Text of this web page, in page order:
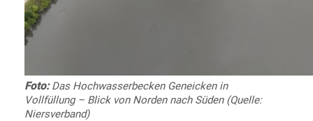
Foto:Das Hochwasserbecken Geneicken in
Vollfüllung – Blick von Norden nach Süden (Quelle:
Niersverband)